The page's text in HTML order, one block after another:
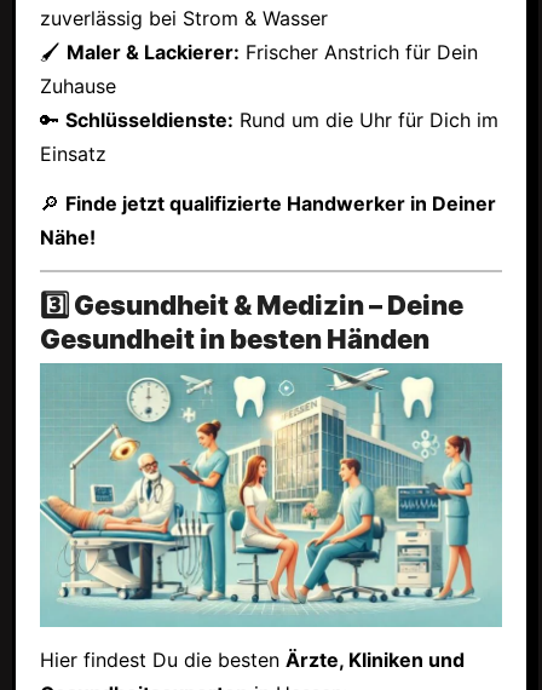
zuverlässig bei Strom & Wasser
🖌 Maler & Lackierer: Frischer Anstrich für Dein
Zuhause
🔑 Schlüsseldienste: Rund um die Uhr für Dich im
Einsatz
🔎 Finde jetzt qualifizierte Handwerker in Deiner
Nähe!
3️⃣ Gesundheit & Medizin – Deine
Gesundheit in besten Händen
Hier findest Du die besten Ärzte, Kliniken und